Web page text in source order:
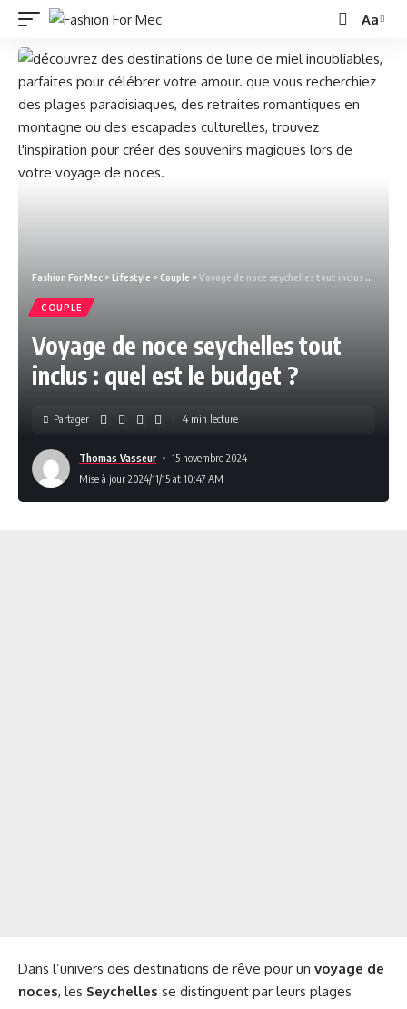
Aa
Fashion For Mec > Lifestyle > Couple >Voyage de noce seychelles tout inclus : quel est le budget ?
COUPLE
Voyage de noce seychelles tout
inclus : quel est le budget ?
Thomas Vasseur
15 novembre 2024
Mise à jour 2024/11/15 at 10:47 AM
Partager 4 min lecture
Dans l’univers des destinations de rêve pour un voyage de
noces, les Seychelles se distinguent par leurs plages